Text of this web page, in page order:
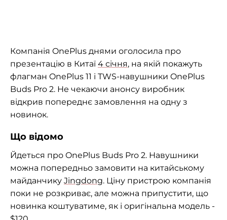
Компанія OnePlus днями оголосила про
презентацію в Китаї 4 січня, на якій покажуть
флагман OnePlus 11 і TWS-навушники OnePlus
Buds Pro 2. Не чекаючи анонсу виробник
відкрив попереднє замовлення на одну з
новинок.
Що відомо
Йдеться про OnePlus Buds Pro 2. Навушники
можна попередньо замовити на китайському
майданчику Jingdong. Ціну пристрою компанія
поки не розкриває, але можна припустити, що
новинка коштуватиме, як і оригінальна модель -